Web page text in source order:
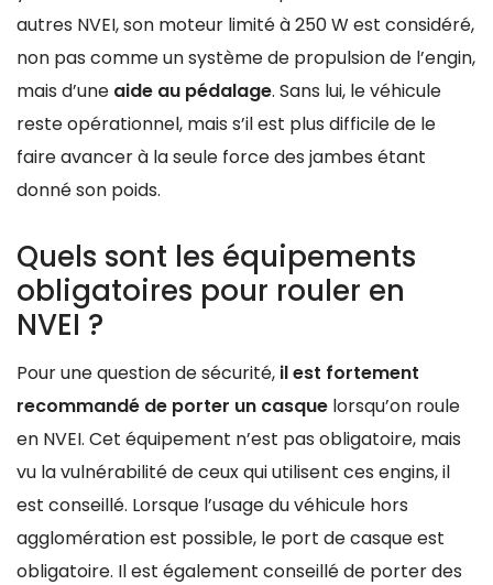
autres NVEI, son moteur limité à 250 W est considéré,
non pas comme un système de propulsion de l’engin,
mais d’une aide au pédalage. Sans lui, le véhicule
reste opérationnel, mais s’il est plus difficile de le
faire avancer à la seule force des jambes étant
donné son poids.
Quels sont les équipements
obligatoires pour rouler en
NVEI ?
Pour une question de sécurité, il est fortement
recommandé de porter un casque lorsqu’on roule
en NVEI. Cet équipement n’est pas obligatoire, mais
vu la vulnérabilité de ceux qui utilisent ces engins, il
est conseillé. Lorsque l’usage du véhicule hors
agglomération est possible, le port de casque est
obligatoire. Il est également conseillé de porter des